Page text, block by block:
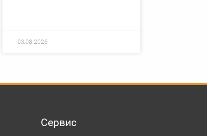
03.08.2026
Сервис